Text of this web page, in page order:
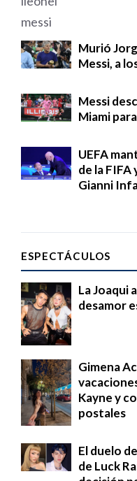
Murió
Messi, a
Messi
Miami
UEFA
de la
Gianni
ESPECTÁCULOS
La Joaqui
desamor
Gimena
Kayne y
postales
El duelo
de Luck